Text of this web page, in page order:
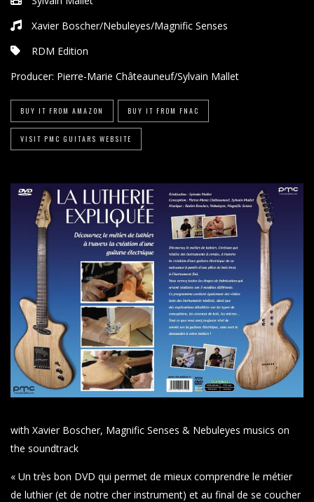
Xavier Boscher/Nebuleyes/Magnific Senses
RDM Edition
Producer: Pierre-Marie Châteauneuf/Sylvain Mallet
BUY IT FROM AMAZON BUY IT FROM FNAC
VISIT PMC GUITARS WEBSITE
with Xavier Boscher, Magnific Senses & Nebuleyes musics on
the soundtrack
« Un très bon DVD qui permet de mieux comprendre le métier
de luthier (et de notre cher instrument) et au final de se coucher